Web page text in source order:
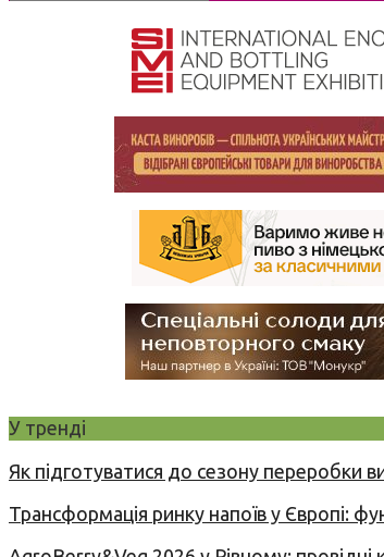
У тренді
Як підготуватися до сезону переробки
Трансформація ринку напоїв у Європі: